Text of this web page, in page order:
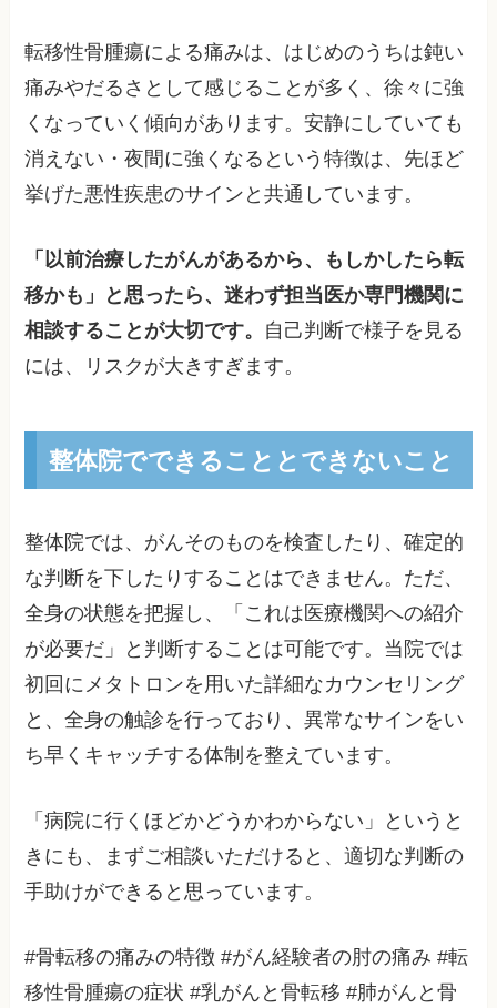
転移性骨腫瘍による痛みは、はじめのうちは鈍い
痛みやだるさとして感じることが多く、徐々に強
くなっていく傾向があります。安静にしていても
消えない・夜間に強くなるという特徴は、先ほど
挙げた悪性疾患のサインと共通しています。
「以前治療したがんがあるから、もしかしたら転
移かも」と思ったら、迷わず担当医か専門機関に
相談することが大切です。 自己判断で様子を見る
には、リスクが大きすぎます。
整体院でできることとできないこと
整体院では、がんそのものを検査したり、確定的
な判断を下したりすることはできません。ただ、
全身の状態を把握し、「これは医療機関への紹介
が必要だ」と判断することは可能です。当院では
初回にメタトロンを用いた詳細なカウンセリング
と、全身の触診を行っており、異常なサインをい
ち早くキャッチする体制を整えています。
「病院に行くほどかどうかわからない」というと
きにも、まずご相談いただけると、適切な判断の
手助けができると思っています。
#骨転移の痛みの特徴 #がん経験者の肘の痛み #転
移性骨腫瘍の症状 #乳がんと骨転移 #肺がんと骨